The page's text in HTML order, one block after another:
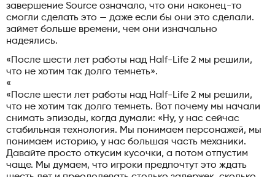
завершение Source означало, что они наконец-то
смогли сделать это — даже если бы они это сделали.
займет больше времени, чем они изначально
надеялись.
«После шести лет работы над Half-Life 2 мы решили,
что не хотим так долго темнеть».
«
«После шести лет работы над Half-Life 2 мы решили,
что не хотим так долго темнеть. Вот почему мы начали
снимать эпизоды, когда думали: «Ну, у нас сейчас
стабильная технология. Мы понимаем персонажей, мы
понимаем историю, у нас большая часть механики.
Давайте просто откусим кусочки, а потом отпустим
чаще. Мы думаем, что игроки предпочтут это ждать